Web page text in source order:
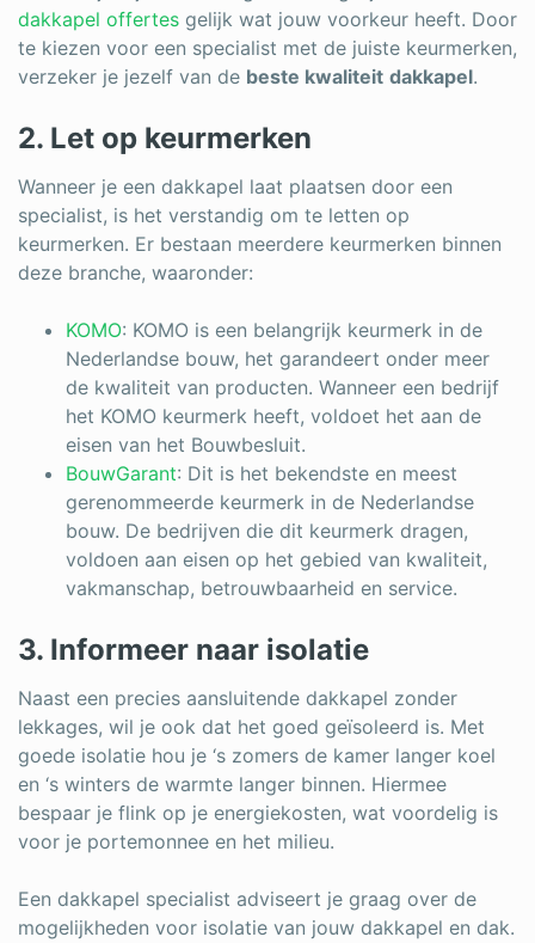
dakkapel offertes gelijk wat jouw voorkeur heeft. Door
te kiezen voor een specialist met de juiste keurmerken,
verzeker je jezelf van de beste kwaliteit dakkapel.
2. Let op keurmerken
Wanneer je een dakkapel laat plaatsen door een
specialist, is het verstandig om te letten op
keurmerken. Er bestaan meerdere keurmerken binnen
deze branche, waaronder:
KOMO: KOMO is een belangrijk keurmerk in de
Nederlandse bouw, het garandeert onder meer
de kwaliteit van producten. Wanneer een bedrijf
het KOMO keurmerk heeft, voldoet het aan de
eisen van het Bouwbesluit.
BouwGarant: Dit is het bekendste en meest
gerenommeerde keurmerk in de Nederlandse
bouw. De bedrijven die dit keurmerk dragen,
voldoen aan eisen op het gebied van kwaliteit,
vakmanschap, betrouwbaarheid en service.
3. Informeer naar isolatie
Naast een precies aansluitende dakkapel zonder
lekkages, wil je ook dat het goed geïsoleerd is. Met
goede isolatie hou je ‘s zomers de kamer langer koel
en ‘s winters de warmte langer binnen. Hiermee
bespaar je flink op je energiekosten, wat voordelig is
voor je portemonnee en het milieu.
Een dakkapel specialist adviseert je graag over de
mogelijkheden voor isolatie van jouw dakkapel en dak.